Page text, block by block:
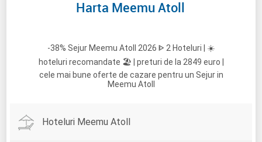
Harta Meemu Atoll
-38% Sejur Meemu Atoll 2026 ᐈ 2 Hoteluri | ☀️
hoteluri recomandate 🏖️ | preturi de la 2849 euro |
cele mai bune oferte de cazare pentru un Sejur in
Meemu Atoll
Hoteluri Meemu Atoll